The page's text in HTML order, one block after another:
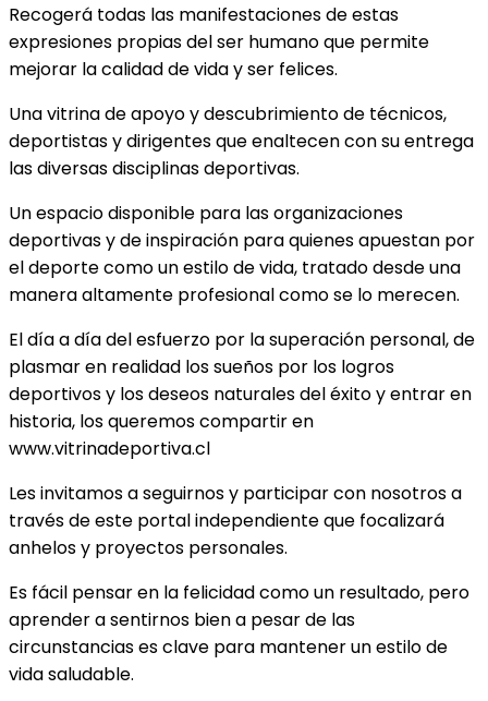
Recogerá todas las manifestaciones de estas
expresiones propias del ser humano que permite
mejorar la calidad de vida y ser felices.
Una vitrina de apoyo y descubrimiento de técnicos,
deportistas y dirigentes que enaltecen con su entrega
las diversas disciplinas deportivas.
Un espacio disponible para las organizaciones
deportivas y de inspiración para quienes apuestan por
el deporte como un estilo de vida, tratado desde una
manera altamente profesional como se lo merecen.
El día a día del esfuerzo por la superación personal, de
plasmar en realidad los sueños por los logros
deportivos y los deseos naturales del éxito y entrar en
historia, los queremos compartir en
www.vitrinadeportiva.cl
Les invitamos a seguirnos y participar con nosotros a
través de este portal independiente que focalizará
anhelos y proyectos personales.
Es fácil pensar en la felicidad como un resultado, pero
aprender a sentirnos bien a pesar de las
circunstancias es clave para mantener un estilo de
vida saludable.